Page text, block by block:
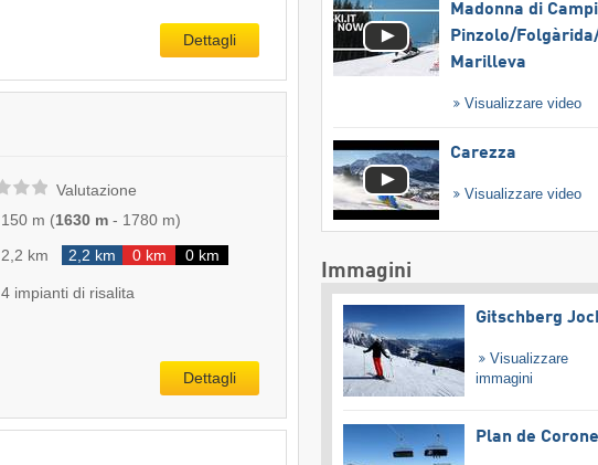
Dettagli
Valutazione
150 m (1630 m - 1780 m)
2,2 km
2,2 km 0 km 0 km
4 impianti di risalita
Dettagli
Madonna di
Pinzolo/​
Marilleva
Visualizzare video
Carezza
Visualizzare video
Immagini
Gitschberg
Visualizzare
immagini
Plan de